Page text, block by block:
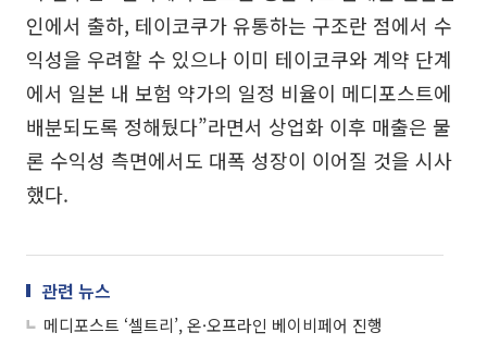
인에서 출하, 테이코쿠가 유통하는 구조란 점에서 수
익성을 우려할 수 있으나 이미 테이코쿠와 계약 단계
에서 일본 내 보험 약가의 일정 비율이 메디포스트에
배분되도록 정해뒀다”라면서 상업화 이후 매출은 물
론 수익성 측면에서도 대폭 성장이 이어질 것을 시사
했다.
관련 뉴스
메디포스트 ‘셀트리’, 온·오프라인 베이비페어 진행